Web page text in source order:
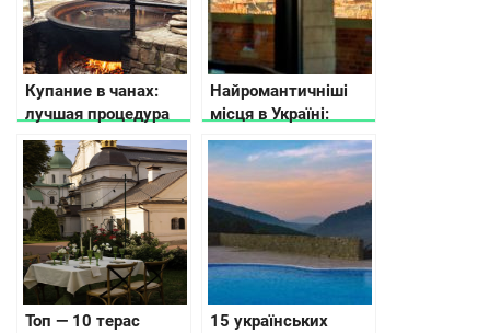
Купание в чанах:
лучшая процедура
Карпат
Найромантичніші
місця в Україні:
готелі, заклади та
інші локації, де
провести час з
коханими
Топ — 10 терас
15 українських